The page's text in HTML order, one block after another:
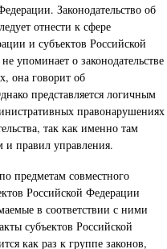
Законодательство об
отнести к сфере
и субъектов Российской
не упоминает о законодательстве
она говорит об
представляется логичным
правонарушениях
так как именно там
и правил управления.
предметам совместного
Российской Федерации
в соответствии с ними
субъектов Российской
как раз к группе законов,